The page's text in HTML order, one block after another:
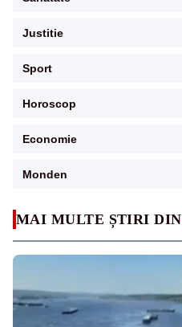
MAI MULTE ȘTIRI DIN
Justitie
Sport
Horoscop
Economie
Monden